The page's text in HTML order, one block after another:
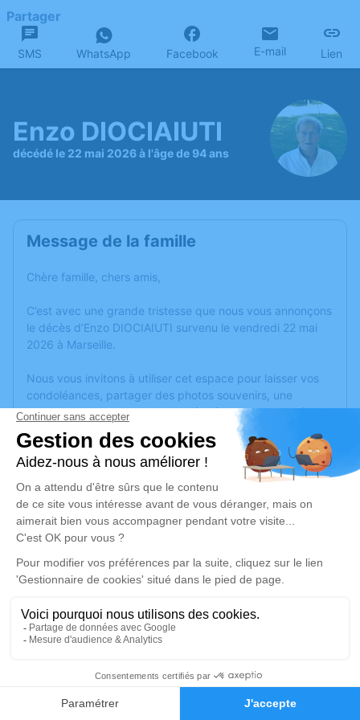
Faire-part Hommages
Partager
SMS WhatsApp Facebook E-mail Lien
Enzo DIOCIAIUTI
décédé le 22 mai 2026 à l'âge de 94 ans
Message de la famille
Chère famille, chers amis,
C’est avec une grande tristesse que nous vous annonçons
le décès d’Enzo DIOCIAIUTI survenu le vendredi 22 mai
2026 à Marseille.
Nous vous invitons à utiliser cet espace pour laisser vos
condoléances, partager des photos souvenirs, une
anecdote ou exprimer vos pensées à travers des poèmes
ou des textes. Cet endroit est un lieu d'expression dédié à
honorer la mémoire d’Enzo DIOCIAIUTI.
Un service de plantation d’arbre hommage estdisponible
vendredi 29 mai 2026 à 15h30
Chapelle Chambre Funéraire Municipal Saint
Pierre de Marseille